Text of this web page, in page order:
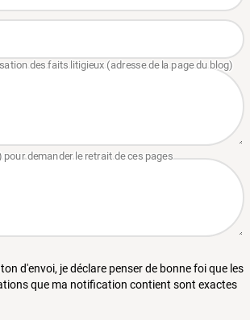
d'envoi, je déclare penser de bonne foi que les
que ma notification contient sont exactes